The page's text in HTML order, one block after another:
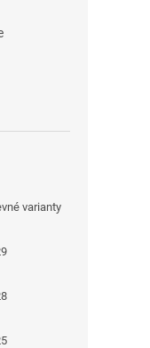
varianty